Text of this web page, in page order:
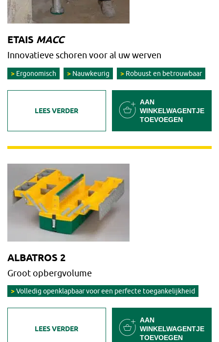
ETAIS MACC
Innovatieve schoren voor al uw werven
Ergonomisch Nauwkeurig Robuust en betrouwbaar
LEES VERDER
AAN
WINKELWAGENTJE
TOEVOEGEN
ALBATROS 2
Groot opbergvolume
Volledig openklapbaar voor een perfecte toegankelijkheid
LEES VERDER
AAN
WINKELWAGENTJE
TOEVOEGEN